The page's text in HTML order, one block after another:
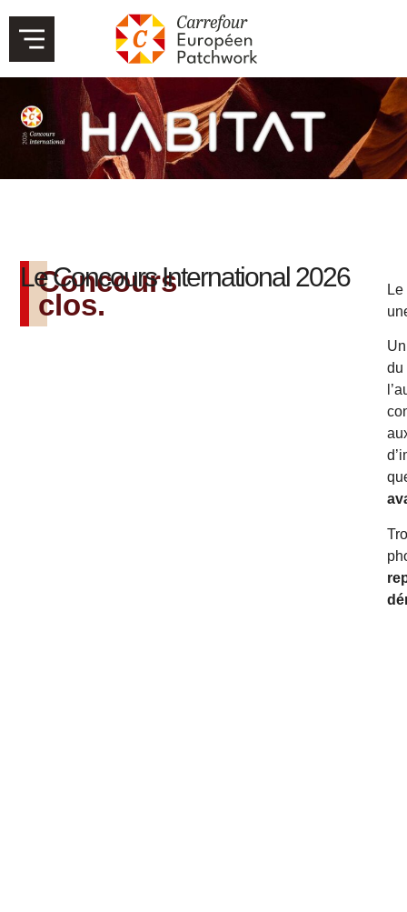
Concours
clos.
Le Concours International 2026 Le
du